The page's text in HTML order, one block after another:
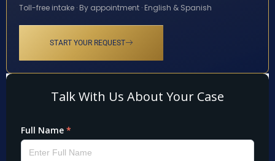
Toll-free intake · By appointment · English & Spanish
START YOUR REQUEST